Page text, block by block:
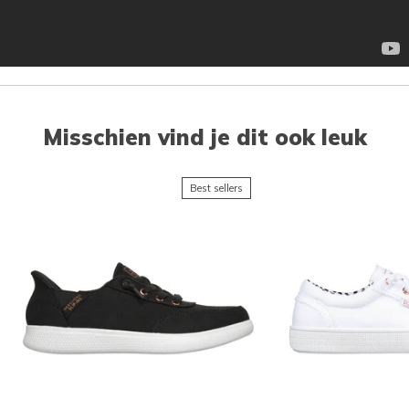
Misschien vind je dit ook leuk
Best sellers